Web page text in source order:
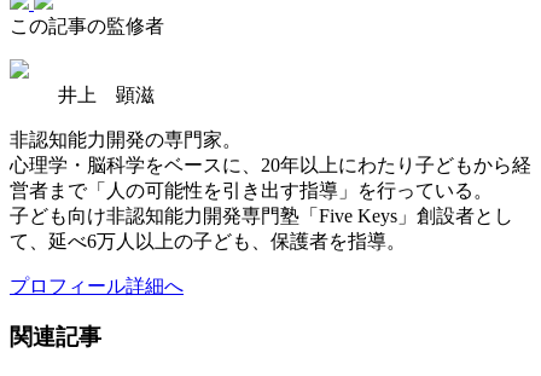
この記事の監修者
井上 顕滋
非認知能力開発の専門家。
心理学・脳科学をベースに、20年以上にわたり子どもから経
営者まで「人の可能性を引き出す指導」を行っている。
子ども向け非認知能力開発専門塾「Five Keys」創設者とし
て、延べ6万人以上の子ども、保護者を指導。
プロフィール詳細へ
関連記事